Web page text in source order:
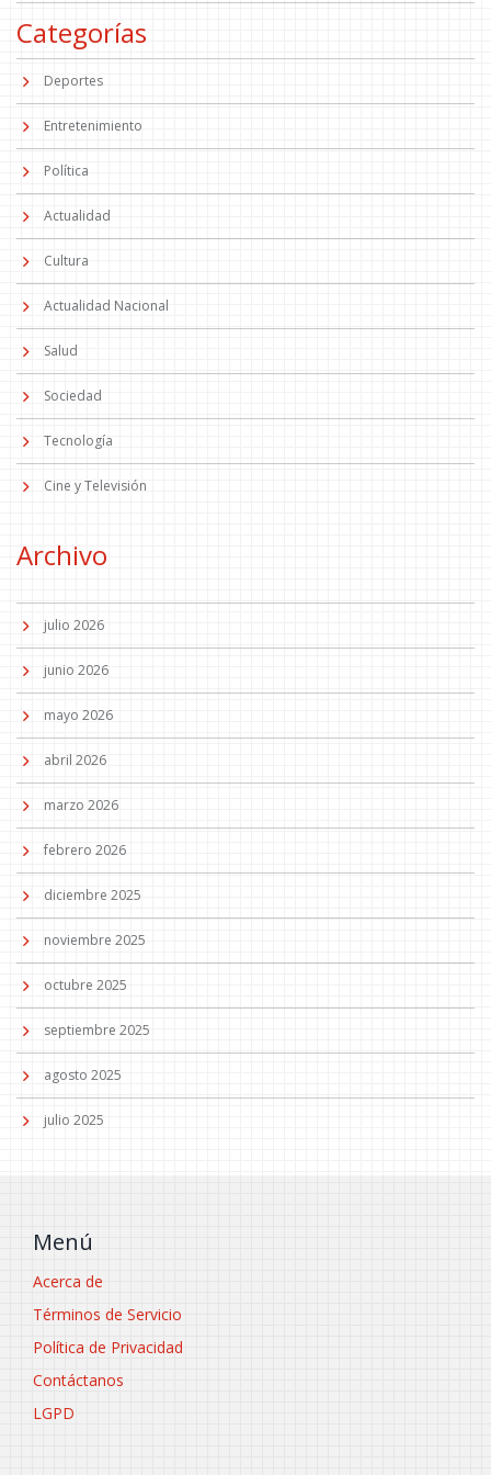
Categorías
Deportes
Entretenimiento
Política
Actualidad
Cultura
Actualidad Nacional
Salud
Sociedad
Tecnología
Cine y Televisión
Archivo
julio 2026
junio 2026
mayo 2026
abril 2026
marzo 2026
febrero 2026
diciembre 2025
noviembre 2025
octubre 2025
septiembre 2025
agosto 2025
julio 2025
Menú
Acerca de
Términos de Servicio
Política de Privacidad
Contáctanos
LGPD